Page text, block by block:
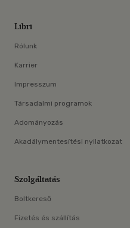
Libri
Rólunk
Karrier
Impresszum
Társadalmi programok
Adományozás
Akadálymentesítési nyilatkozat
Szolgáltatás
Boltkereső
Fizetés és szállítás